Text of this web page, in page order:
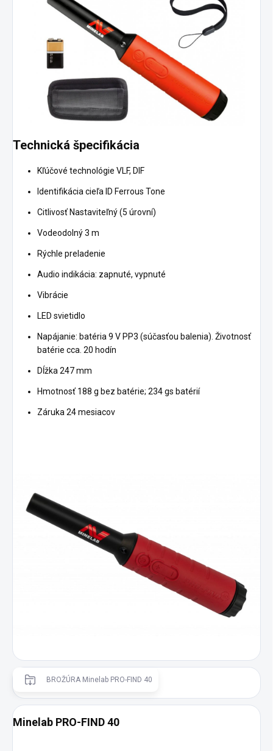
Technická špecifikácia
Kľúčové technológie VLF, DIF
Identifikácia cieľa ID Ferrous Tone
Citlivosť Nastaviteľný (5 úrovní)
Vodeodolný 3 m
Rýchle preladenie
Audio indikácia: zapnuté, vypnuté
Vibrácie
LED svietidlo
Napájanie: batéria 9 V PP3 (súčasťou balenia). Životnosť
batérie cca. 20 hodín
Dĺžka 247 mm
Hmotnosť 188 g bez batérie; 234 gs batérií
Záruka 24 mesiacov
BROŽÚRA Minelab PRO-FIND 40
Minelab PRO-FIND 40